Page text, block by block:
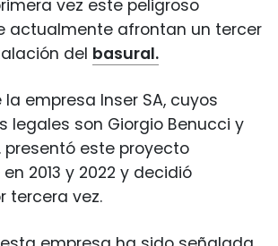
vez este peligroso
actualmente afrontan un tercer
del basural.
empresa Inser SA, cuyos
legales son Giorgio Benucci y
presentó este proyecto
2013 y 2022 y decidió
tercera vez.